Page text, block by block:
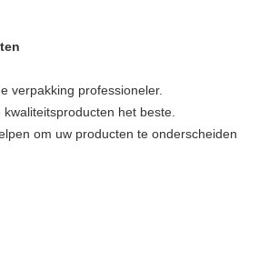
verpakking professioneler.
het beste.
om uw producten te onderscheiden